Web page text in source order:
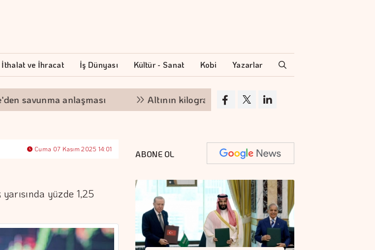
İthalat ve İhracat İş Dünyası Kültür - Sanat Kobi Yazarlar
anlaşması Altının kilogramı 6 milyon 673 bin liraya yükseldi
Cuma 07 Kasım 2025 14:01
yüzde 1,25
ABONE OL